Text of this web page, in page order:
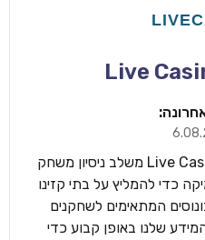
Live
צוות העריכה של Live Casinos Israel משלב ניסיון משחק
כדי להמליץ על בתי קזינו
המתאימים לשחקנים
שלנו באופן קבוע כדי